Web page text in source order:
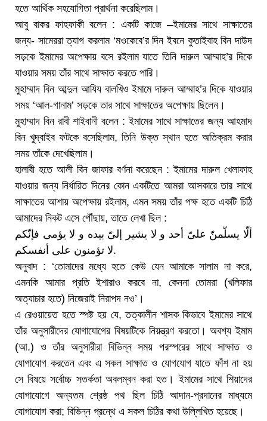
হতে আর্থিক সহযোগিতা প্রার্থনা করেছিলাম।
আবু বাকর ফাহফাকী বলেন : একটি কাজে –ইমামের সাথে সাক্ষাতের
জন্য- সামেররা ত্যাগ করলাম ‘মওকেবে’র দিন ইবনে কুতাইবাহ বিন দাউদ
সড়কে ইমামের অপেক্ষায় বসে রইলাম যাতে তিনি দারুল আম্মাহ’র দিকে
যাওয়ার সময় তাঁর সাথে সাক্ষাত করতে পারি।
মুহাম্মাদ বিন আব্দুল আযিয বালখিও ইমামে দারুল আম্মাহ’র দিকে যাওয়ার
সময় ‘আল-গানাম’ সড়কে তার সাথে সাক্ষাতের অপেক্ষায় ছিলেন।
মুহাম্মাদ বিন রাবী শাইবানী বলেন : ইমামের সাথে সাক্ষাতের জন্য আহমাদ
বিন খুদ্বাইব ফটকে বসেছিলাম, তিনি উক্ত স্থান হতে অতিক্রম করার
সময় তাঁকে দেখেছিলাম।
হালাবী হতে আলী বিন জাফার বর্ণনা করেছেন : ইমামের দারুল খেলাফাহ
যাওয়ার জন্য নির্ধারিত দিনের কোন একটিতে আমরা আসকারে তার সাথে
সাক্ষাতের আশায় অপেক্ষায় রইলাম, এমন সময় তাঁর পক্ষ হতে একটি চিঠি
আমাদের নিকট এসে পৌঁছায়, তাতে লেখা ছিল :
ألّا یسلّمنّ علىّ أحد و لا یشیر إلىّ بیده و لا یؤمى فإنّكم
لا تؤمنون على أنفسكم.
অনুবাদ : ‘তোমাদের মধ্যে হতে কেউ যেন আমাকে সালাম না করে,
এমনকি আমার প্রতি ইশারাও করবে না, কেননা তোমরা (খলিফার
অত্যাচার হতে) নিজেরাই নিরাপদ নও’।
এ রেওয়ায়েত হতে স্পষ্ট হয় যে, তত্কালীন শাসক কিভাবে ইমামের সাথে
তাঁর অনুসারীদের যোগাযোগের বিষয়টিকে নিয়ন্ত্রণ করতো। অবশ্য ইমাম
(আ.) ও তাঁর অনুসারীরা বিভিন্ন সময় পরস্পরের সাথে সাক্ষাত ও
যোগাযোগ করতেন এবং এ সকল সাক্ষাত ও যোগযোগ যাতে ফাঁশ না হয়
সে বিষয়ে সর্বোচ্চ সতর্কতা অবলম্বন করা হত। ইমামের সাথে শিয়াদের
যোগাযোগে অন্যতম শ্রেষ্ঠ পথ ছিল চিঠি আদান-প্রদানের মাধ্যমে
যোগাযোগ করা; বিভিন্ন গ্রন্থে এ সকল চিঠির কথা উল্লিখিত হয়েছে।